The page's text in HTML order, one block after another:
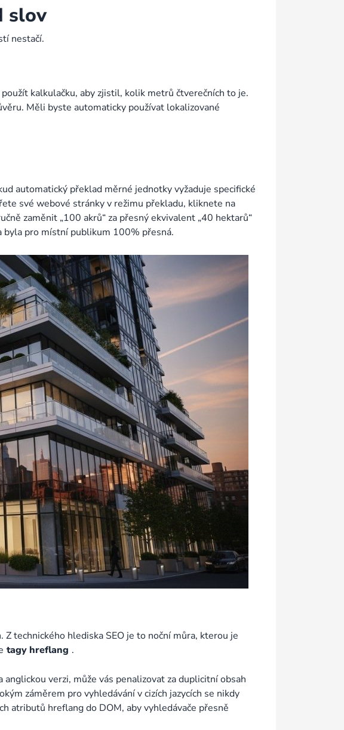
slov
nestačí.
kalkulačku, aby zjistil, kolik metrů čtverečních to je.
Měli byste automaticky používat lokalizované
automatický překlad měrné jednotky vyžaduje specifické
své webové stránky v režimu překladu, kliknete na
zaměnit „100 akrů“ za přesný ekvivalent „40 hektarů“
byla pro místní publikum 100% přesná.
technického hlediska SEO je to noční můra, kterou je
tagy hreflang .
verzi, může vás penalizovat za duplicitní obsah
záměrem pro vyhledávání v cizích jazycích se nikdy
atributů hreflang do DOM, aby vyhledávače přesně